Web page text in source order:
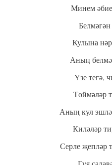
Минем
Кулына
Аның
Үзе тегә,
Төймәләр
Аның кул
Киләләр
Серле җепләр